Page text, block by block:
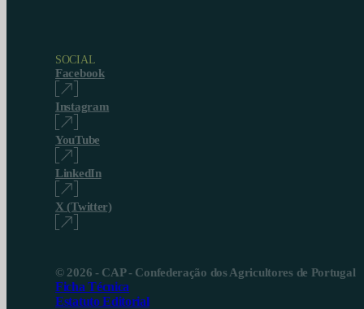
SOCIAL
Facebook
Instagram
YouTube
LinkedIn
X (Twitter)
© 2026 - CAP - Confederação dos Agricultores de Portugal
Ficha Técnica
Estatuto Editorial